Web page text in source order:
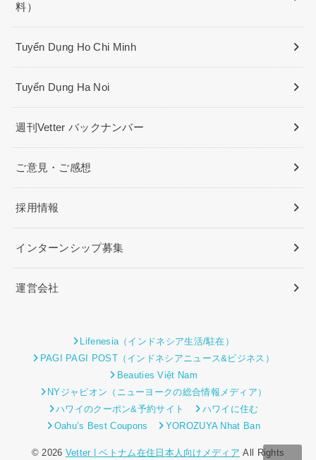
料）
Tuyển Dụng Ho Chi Minh
Tuyển Dụng Ha Noi
週刊Vetter バックナンバー
ご意見・ご感想
採用情報
インターンシップ募集
運営会社
Lifenesia（インドネシア生活/駐在）
PAGI PAGI POST（インドネシアニュース&ビジネス）
Beauties Việt Nam
NYジャピオン（ニューヨークの総合情報メディア）
ハワイのクーポン&予約サイト
ハワイに住む
Oahu’s Best Coupons
YOROZUYA Nhat Ban
© 2026 Vetter | ベトナム在住日本人向けメディア All Rights